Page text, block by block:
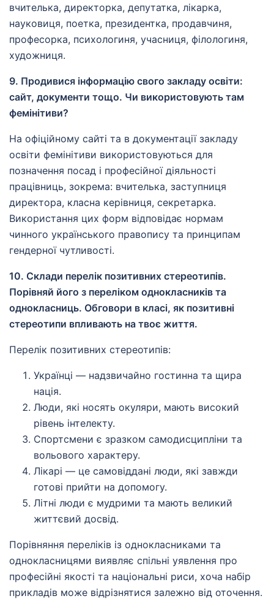
вчителька, директорка, депутатка, лікарка,
науковиця, поетка, президентка, продавчиня,
професорка, психологиня, учасниця, філологиня,
художниця.
9. Продивися інформацію свого закладу освіти:
сайт, документи тощо. Чи використовують там
фемінітиви?
На офіційному сайті та в документації закладу
освіти фемінітиви використовуються для
позначення посад і професійної діяльності
працівниць, зокрема: вчителька, заступниця
директора, класна керівниця, секретарка.
Використання цих форм відповідає нормам
чинного українського правопису та принципам
гендерної чутливості.
10. Склади перелік позитивних стереотипів.
Порівняй його з переліком однокласників та
однокласниць. Обговори в класі, як позитивні
стереотипи впливають на твоє життя.
Перелік позитивних стереотипів:
Українці — надзвичайно гостинна та щира
нація.
Люди, які носять окуляри, мають високий
рівень інтелекту.
Спортсмени є зразком самодисципліни та
вольового характеру.
Лікарі — це самовіддані люди, які завжди
готові прийти на допомогу.
Літні люди є мудрими та мають великий
життєвий досвід.
Порівняння переліків із однокласниками та
однокласницями виявляє спільні уявлення про
професійні якості та національні риси, хоча набір
прикладів може відрізнятися залежно від оточення.